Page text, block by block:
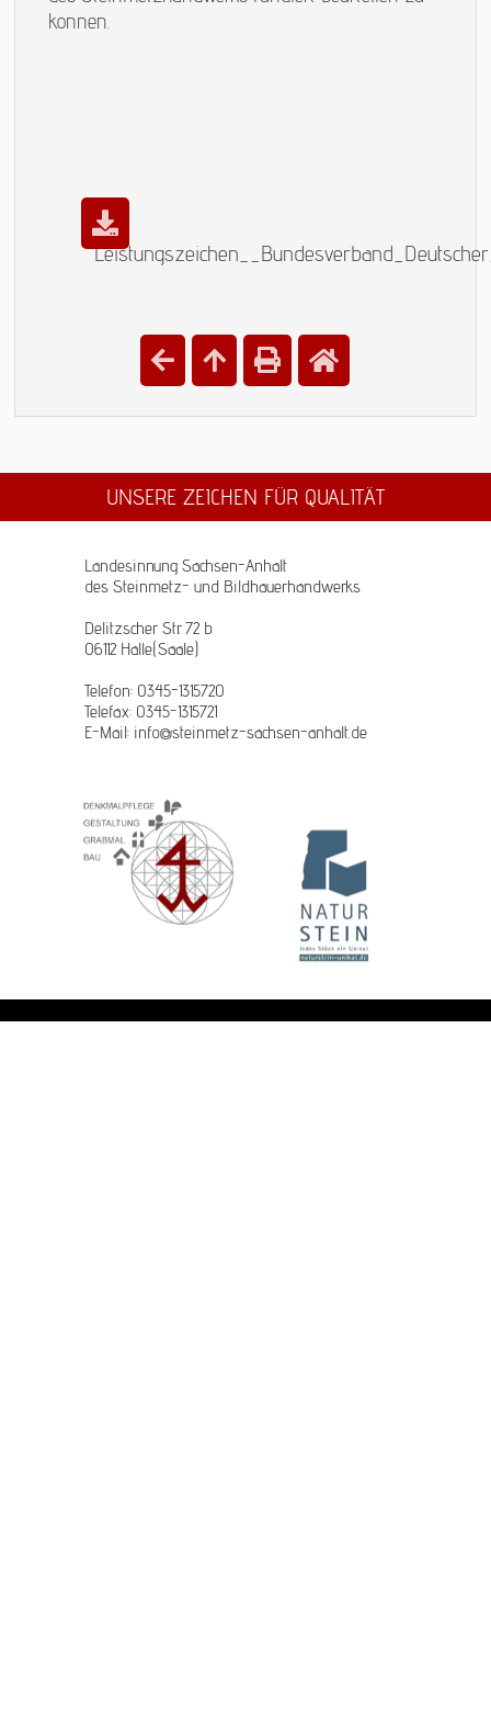
können.
UNSERE ZEICHEN FÜR QUALITÄT
Landesinnung Sachsen-Anhalt
des Steinmetz- und Bildhauerhandwerks
Delitzscher Str. 72 b
06112 Halle(Saale)
Telefon: 0345-1315720
Telefax: 0345-1315721
E-Mail: info@steinmetz-sachsen-anhalt.de